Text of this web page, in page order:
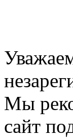
Мы
сайт